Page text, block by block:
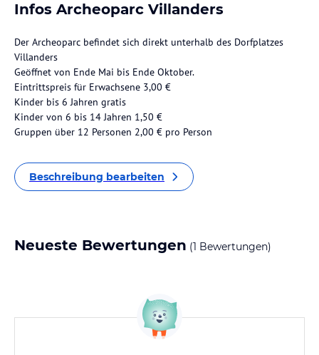
Infos Archeoparc Villanders
Der Archeoparc befindet sich direkt unterhalb des Dorfplatzes
Villanders
Geöffnet von Ende Mai bis Ende Oktober.
Eintrittspreis für Erwachsene 3,00 €
Kinder bis 6 Jahren gratis
Kinder von 6 bis 14 Jahren 1,50 €
Gruppen über 12 Personen 2,00 € pro Person
Beschreibung bearbeiten
Neueste Bewertungen (1 Bewertungen)